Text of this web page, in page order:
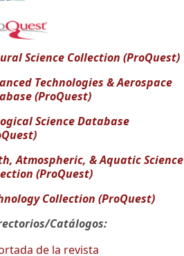
Science Collection (ProQuest)
Technologies & Aerospace
(ProQuest)
Science Database
Atmospheric, & Aquatic Science
(ProQuest)
Collection (ProQuest)
Catálogos: